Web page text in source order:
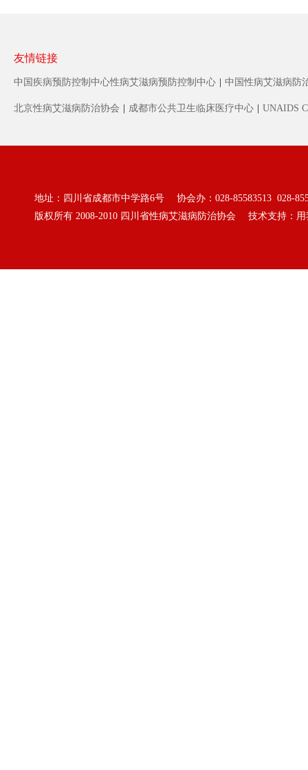
友情链接
中国疾病预防控制中心性病艾滋病预防控制中心 中国性病艾滋病防
北京性病艾滋病防治协会 成都市公共卫生临床医疗中心 UNAIDS
地址：四川省成都市中学路6号 协会办：028-85583513 028-
版权所有 2008-2010 四川省性病艾滋病防治协会 技术支持：